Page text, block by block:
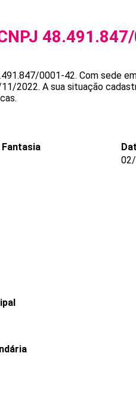
0001-42. Com sede
11/2022. A sua situação
Fantasia